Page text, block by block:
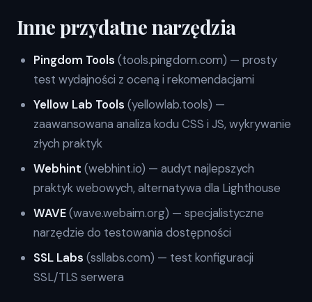
Inne przydatne narzędzia
Pingdom Tools (tools.pingdom.com) — prosty
test wydajności z oceną i rekomendacjami
Yellow Lab Tools (yellowlab.tools) —
zaawansowana analiza kodu CSS i JS, wykrywanie
złych praktyk
Webhint (webhint.io) — audyt najlepszych
praktyk webowych, alternatywa dla Lighthouse
WAVE(wave.webaim.org) — specjalistyczne
narzędzie do testowania dostępności
SSL Labs (ssllabs.com) — test konfiguracji
SSL/TLS serwera